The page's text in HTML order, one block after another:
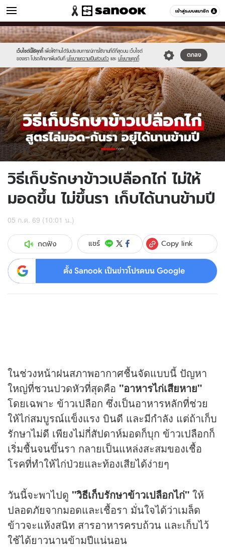
เข้าสู่ระบบสมาชิก
ผู้หญิง หมวดอื่นๆ
เว็บไซต์นี้ใช้คุกกี้ เพื่อให้ท่านได้รับประสบการณ์การใช้งานที่ดีที่สุดบน เว็บไซต์
ของเรา โปรดศึกษาเพิ่มเติมที่ นโยบายความเป็นส่วนตัว และ นโยบายคุกกี้
ตกลง
Sanook
//s.isanook.com/sr/0/images/logo-
new-
sanook.png
600
60
//s.isanook.com/wo/0/ud/54/270777/chickenrice.jpg
วิธีเก็บรักษาข้าวเปลือกไก่ ไม่ให้
มอดขึ้น ไม่ขึ้นรา เก็บได้นานข้ามปี
05 ก.ค. 69 (10:01 น.)
กดฟัง แชร์ Copy link
ตั้ง Sanook เป็นข่าวโปรดบน Google
ในช่วงหน้าฝนสภาพอากาศชื้นจัดแบบนี้ ปัญหา
ใหญ่ที่ชวนปวดหัวที่สุดคือ "อาหารไก่เสียหาย"
โดยเฉพาะ ข้าวเปลือก ซึ่งเป็นอาหารหลักที่ช่วย
ให้ไก่สมบูรณ์แข็งแรง บินดี และมีกำลัง แต่ถ้าเก็บ
รักษาไม่ดี เพียงไม่กี่สัปดาห์มอดก็บุก ข้าวเปลือกก็
เริ่มชื้นจนขึ้นรา กลายเป็นแหล่งสะสมของเชื้อ
โรคที่ทำให้ไก่ป่วยและท้องเสียได้ง่ายๆ
วันนี้จะพาไปดู "วิธีเก็บรักษาข้าวเปลือกไก่" ให้
ปลอดภัยจากมอดและเชื้อรา มั่นใจได้ว่าเมล็ด
ข้าวจะแห้งสนิท สารอาหารครบถ้วน และเก็บไว้
ใช้ได้ยาวนานข้ามปีแน่นอน